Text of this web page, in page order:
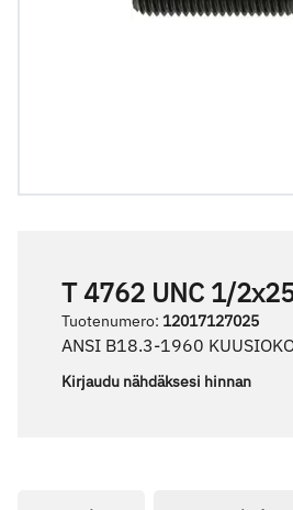
T 4762 UNC 1/
Tuotenumero: 12017127025
ANSI B18.3-1960
Kirjaudu nähdäksesi hinnan